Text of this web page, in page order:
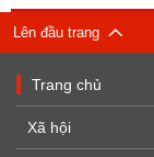
Lên đầu trang
Trang chủ
Xã hội